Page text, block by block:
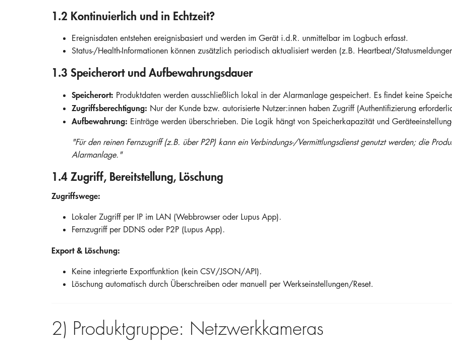
1.2 Kontinuierlich und in Echtzeit?
Ereignisdaten entstehen ereignisbasiert und werden im Gerät i.d.R. unmittelbar im Logbuch erfasst.
Status-/Health-Informationen können zusätzlich periodisch aktualisiert werden (z.B. Heartbeat/
1.3 Speicherort und Aufbewahrungsdauer
Speicherort: Produktdaten werden ausschließlich lokal in der Alarmanlage gespeichert. Es findet keine
Zugriffsberechtigung: Nur der Kunde bzw. autorisierte Nutzer:innen haben Zugriff (Authentifizierung
Aufbewahrung: Einträge werden überschrieben. Die Logik hängt von Speicherkapazität und
"Für den reinen Fernzugriff (z.B. über P2P) kann ein Verbindungs-/Vermittlungsdienst genutzt werden; die
Alarmanlage."
1.4 Zugriff, Bereitstellung, Löschung
Zugriffswege:
Lokaler Zugriff per IP im LAN (Webbrowser oder Lupus App).
Fernzugriff per DDNS oder P2P (Lupus App).
Export & Löschung:
Keine integrierte Exportfunktion (kein CSV/JSON/API).
Löschung automatisch durch Überschreiben oder manuell per Werkseinstellungen/Reset.
2) Produktgruppe: Netzwerkkameras